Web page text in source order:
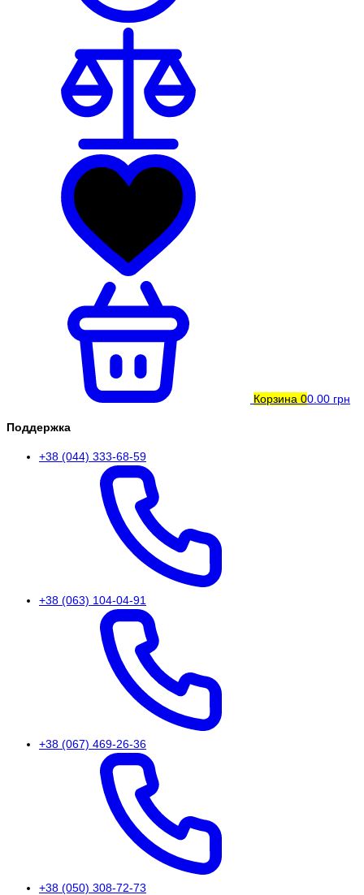
Корзина 00.00 грн
Поддержка
+38 (044) 333-68-59
+38 (063) 104-04-91
+38 (067) 469-26-36
+38 (050) 308-72-73